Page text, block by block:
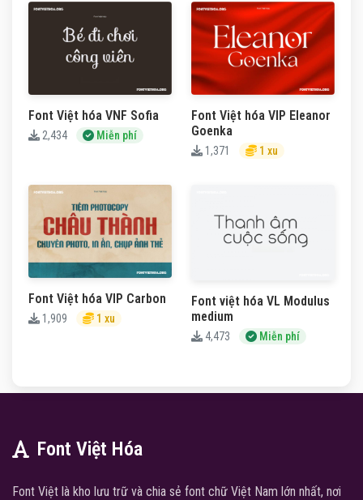
Font Việt hóa VNF Sofia
2,434 Miễn phí
Font Việt hóa VIP Eleanor
Goenka
1,371 1 xu
Font Việt hóa VIP Carbon
1,909 1 xu
Font việt hóa VL Modulus
medium
4,473 Miễn phí
Font Việt Hóa
Font Việt là kho lưu trữ và chia sẻ font chữ Việt Nam lớn nhất, nơi